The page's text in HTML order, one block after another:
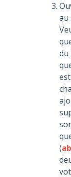
au
du
(